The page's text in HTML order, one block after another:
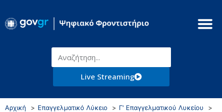
Live Streaming
Αρχική Επαγγελματικό Λύκειο
Γ' Επαγγελματικού Λυκείου